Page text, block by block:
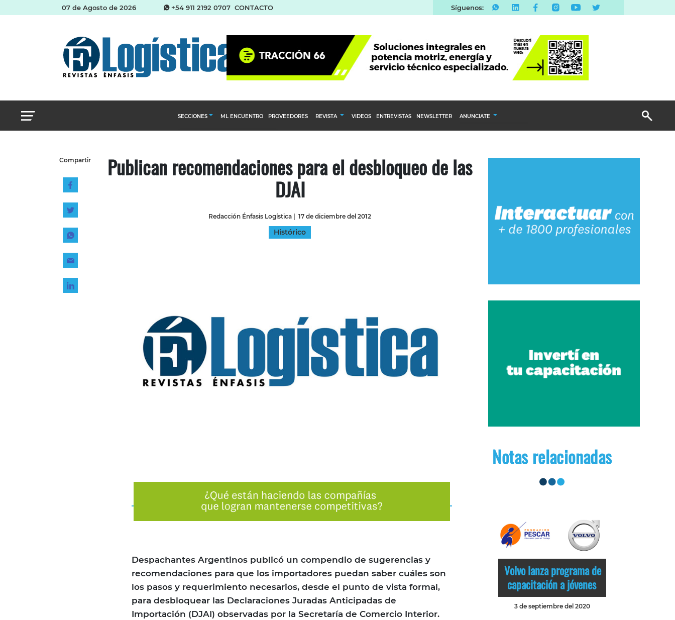
07 de Agosto de 2026 +54 911 2192 0707 CONTACTO Síguenos:
SECCIONES
Almacenes e inventarios
Management
ML ENCUENTRO PROVEEDORES REVISTA VIDEOS ENTREVISTAS NEWSLETTER ANUNCIATE
Email Marketing
Branded Content
Compartir Publican recomendaciones para el desbloqueo de las
DJAI
Redacción Énfasis Logística 17 de diciembre del 2012
Histórico
Despachantes Argentinos publicó un compendio de sugerencias y
recomendaciones para que los importadores puedan saber cuáles son
los pasos y requerimiento necesarios, desde el punto de vista formal,
para desbloquear las Declaraciones Juradas Anticipadas de
Importación (DJAI) observadas por la Secretaría de Comercio Interior.
Notas relacionadas
Volvo lanza programa de
capacitación a jóvenes
3 de septiembre del 2020